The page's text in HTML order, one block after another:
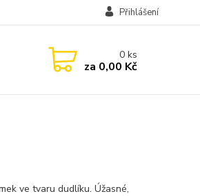
Přihlášení
0ks
za 0,00 Kč
ve tvaru dudlíku. Úžasné,